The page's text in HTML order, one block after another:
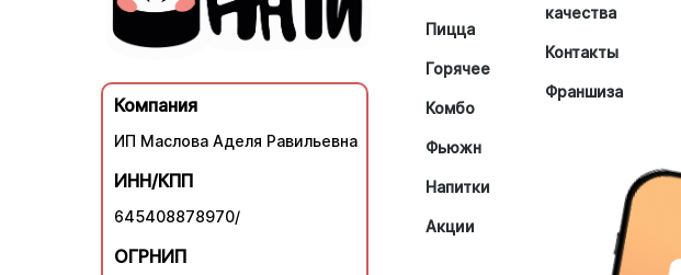
Компания
ИП Маслова Аделя Равильевна
ИНН/КПП
645408878970/
ОГРНИП
Пицца
Горячее
Комбо
Фьюжн
Напитки
Акции
качества
Контакты
Франшиза